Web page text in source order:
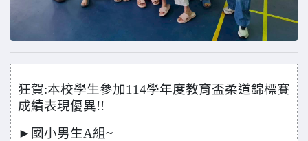
狂賀:本校學生參加114學年度教育盃柔道錦標賽
成績表現優異!!
► 國小男生A組~